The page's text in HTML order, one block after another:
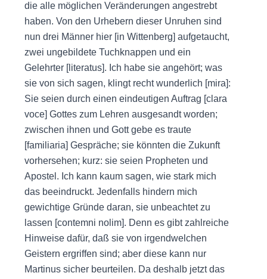
die alle möglichen Veränderungen angestrebt
haben. Von den Urhebern dieser Unruhen sind
nun drei Männer hier [in Wittenberg] aufgetaucht,
zwei ungebildete Tuchknappen und ein
Gelehrter [literatus]. Ich habe sie angehört; was
sie von sich sagen, klingt recht wunderlich [mira]:
Sie seien durch einen eindeutigen Auftrag [clara
voce] Gottes zum Lehren ausgesandt worden;
zwischen ihnen und Gott gebe es traute
[familiaria] Gespräche; sie könnten die Zukunft
vorhersehen; kurz: sie seien Propheten und
Apostel. Ich kann kaum sagen, wie stark mich
das beeindruckt. Jedenfalls hindern mich
gewichtige Gründe daran, sie unbeachtet zu
lassen [contemni nolim]. Denn es gibt zahlreiche
Hinweise dafür, daß sie von irgendwelchen
Geistern ergriffen sind; aber diese kann nur
Martinus sicher beurteilen. Da deshalb jetzt das